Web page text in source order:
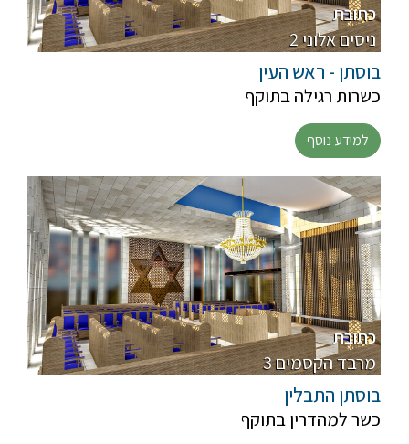
כתובת
2 ניסים אלוני
בוסתן - ראש העין
כשרות רגילה בתוקף
למידע נוסף
כתובת
3 מרבד הקסמים
בוסתן התבלין
כשר למהדרין בתוקף